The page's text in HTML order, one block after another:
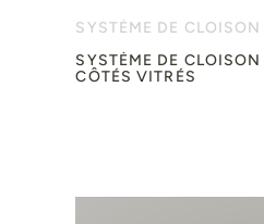
SYSTÈME DE CLOISON
SYSTÈME DE
CÔTÉS VITRÉS